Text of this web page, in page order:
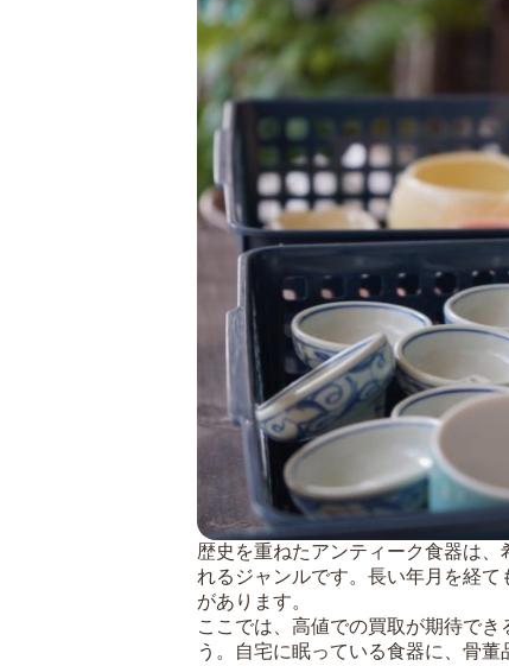
歴史を重ねたアンティーク食器は
れるジャンルです。長い年月を経
があります。
ここでは、高値での買取が期待で
う。自宅に眠っている食器に、骨